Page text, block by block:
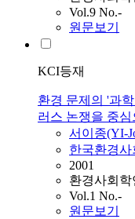
Vol.9 No.-
원문보기
KCI등재
환경 문제의 '과
러스 논쟁을 중심
서이종(YI-
한국환경사
2001
환경사회학
Vol.1 No.-
원문보기